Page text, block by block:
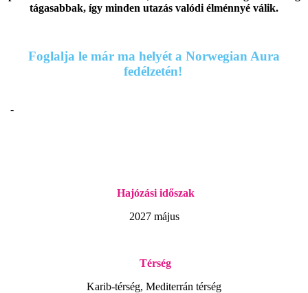
tágasabbak, így minden utazás valódi élménnyé válik.
Foglalja le már ma helyét a Norwegian Aura
fedélzetén!
-
Hajózási időszak
2027 május
Térség
Karib-térség, Mediterrán térség